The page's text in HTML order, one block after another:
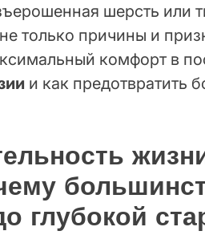
шерсть или
только причины и
комфорт в
и как предотвратить
глубокой